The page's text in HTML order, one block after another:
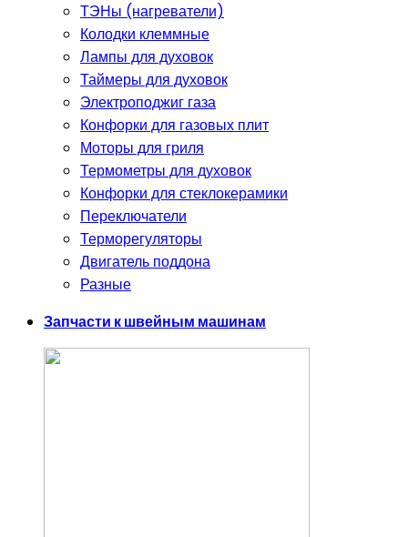
ТЭНы (нагреватели)
Колодки клеммные
Лампы для духовок
Таймеры для духовок
Электроподжиг газа
Конфорки для газовых плит
Моторы для гриля
Термометры для духовок
Конфорки для стеклокерамики
Переключатели
Терморегуляторы
Двигатель поддона
Разные
Запчасти к швейным машинам